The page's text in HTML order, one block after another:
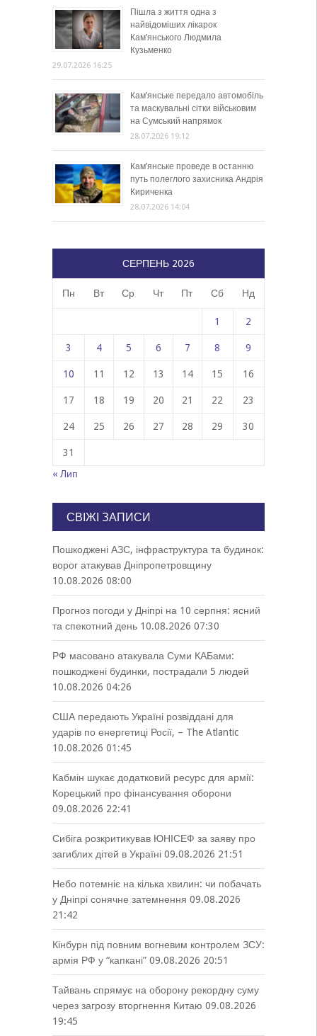
Пішла з життя одна з
найвідоміших лікарок
Кам’янського Людмила
Кузьменко
29.07.2026 16:25
Кам’янське передало автомобіль
та маскувальні сітки військовим
на Сумський напрямок
28.07.2026 19:12
Кам’янське проведе в останню
путь полеглого захисника Андрія
Кириченка
28.07.2026 14:04
СЕРПЕНЬ 2026
Пн Вт Ср Чт Пт Сб Нд
1 2
3 4 5 6 7 8 9
10 11 12 13 14 15 16
17 18 19 20 21 22 23
24 25 26 27 28 29 30
31
« Лип
СВІЖІ ЗАПИСИ
Пошкоджені АЗС, інфраструктура та будинок:
ворог атакував Дніпропетровщину
10.08.2026 08:00
Прогноз погоди у Дніпрі на 10 серпня: ясний
та спекотний день 10.08.2026 07:30
РФ масовано атакувала Суми КАБами:
пошкоджені будинки, пострадали 5 людей
10.08.2026 04:26
США передають Україні розвіддані для
ударів по енергетиці Росії, – The Atlantic
10.08.2026 01:45
Кабмін шукає додатковий ресурс для армії:
Корецький про фінансування оборони
09.08.2026 22:41
Сибіга розкритикував ЮНІСЕФ за заяву про
загиблих дітей в Україні 09.08.2026 21:51
Небо потемніє на кілька хвилин: чи побачать
у Дніпрі сонячне затемнення 09.08.2026
21:42
Кінбурн під повним вогневим контролем ЗСУ:
армія РФ у “капкані” 09.08.2026 20:51
Тайвань спрямує на оборону рекордну суму
через загрозу вторгнення Китаю 09.08.2026
19:45